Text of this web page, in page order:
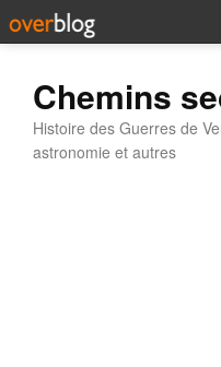
Chemins
Histoire des Guerres de
astronomie et autres